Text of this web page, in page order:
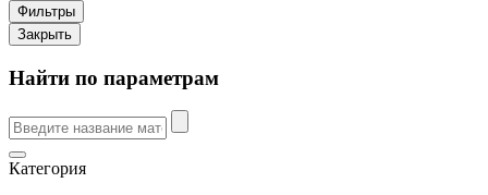
Фильтры
Закрыть
Найти по параметрам
Категория